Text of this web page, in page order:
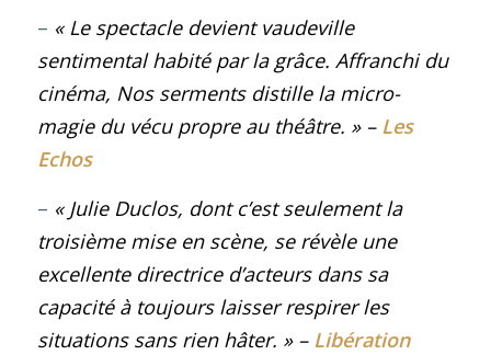
– « Le spectacle devient vaudeville
sentimental habité par la grâce. Affranchi du
cinéma, Nos serments distille la micro-
magie du vécu propre au théâtre. » – Les
Echos
– « Julie Duclos, dont c’est seulement la
troisième mise en scène, se révèle une
excellente directrice d’acteurs dans sa
capacité à toujours laisser respirer les
situations sans rien hâter. » – Libération